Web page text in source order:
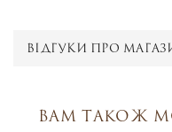
ВІДГУКИ ПРО
Вам також